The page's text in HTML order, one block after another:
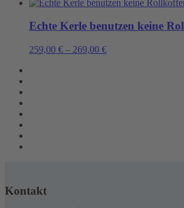
Echte Kerle benutzen keine
259,00 € – 269,00 €
Kontakt